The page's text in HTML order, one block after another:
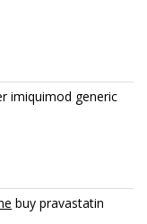
imiquimod generic
buy pravastatin